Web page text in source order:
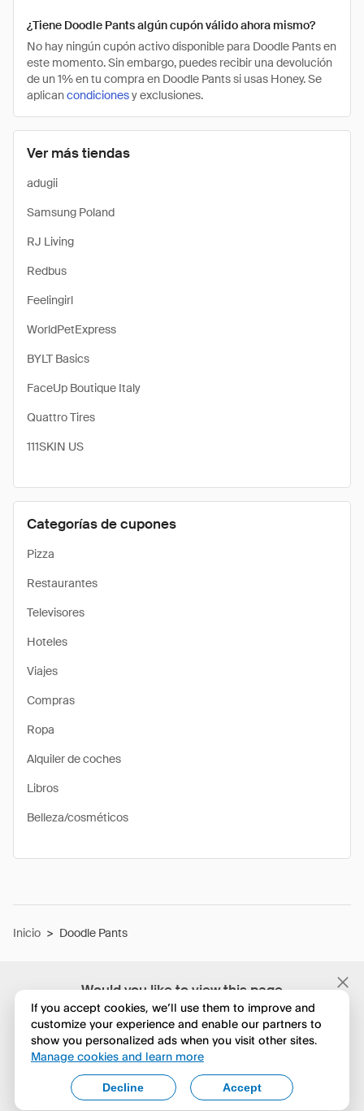
Would you like to view this page
in English?
No, seguir navegando
Yes, change to English
Ver más tiendas
adugii
Samsung Poland
RJ Living
Redbus
Feelingirl
WorldPetExpress
BYLT Basics
FaceUp Boutique Italy
Quattro Tires
111SKIN US
Categorías de cupones
Pizza
Restaurantes
Televisores
Hoteles
Viajes
Compras
Ropa
Alquiler de coches
Libros
Belleza/cosméticos
¿Tiene Doodle Pants algún cupón válido ahora mismo?
No hay ningún cupón activo disponible para Doodle Pants en
este momento. Sin embargo, puedes recibir una devolución
de un 1% en tu compra en Doodle Pants si usas Honey. Se
aplicancondicionesy exclusiones.
Inicio > Doodle Pants
If you accept cookies, we’ll use them to improve and
customize your experience and enable our partners to
show you personalized ads when you visit other sites.
Manage cookies and learn more
Accept
Decline